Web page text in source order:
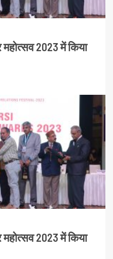
2023 में किया
2023 में किया